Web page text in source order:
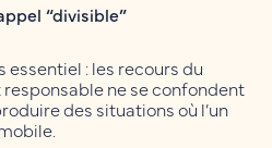
“divisible”
: les recours du
ne se confondent
des situations où l’un